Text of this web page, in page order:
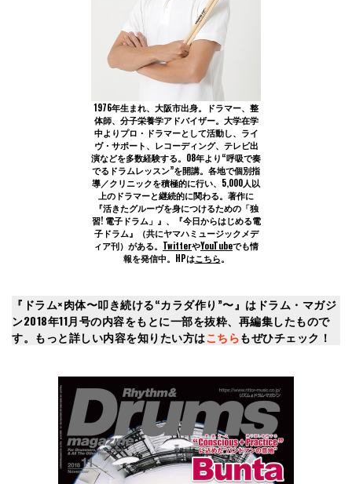
1976年生まれ、大阪市出身。ドラマー、整
体師、分子栄養学アドバイザー。大学在学
中よりプロ・ドラマーとして活動し、ライ
ヴ・サポート、レコーディング、テレビ出
演などを多数経験する。08年より“呼吸で奏
でるドラムレッスン”を開講。各地で個別指
導／クリニックを積極的に行い、5,000人以
上のドラマーと継続的に関わる。著作に
『活きたグルーヴを身につけるための「独
習! 電子ドラム」』、『今日からはじめる電
子ドラム』（共にヤマハミュージックメデ
ィア刊）がある。 TwitterやYouTubeでも情
報を発信中。HPはこちら。
『ドラム×肉体〜叩き続ける“カラダ作り”〜』はドラム・マガジ
ン2018年11月号の内容をもとに一部を抜粋、再編集したもので
す。もっと詳しい内容を知りたい方はこちらもぜひチェック！